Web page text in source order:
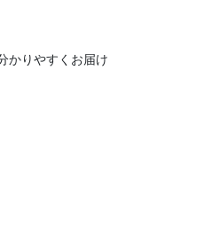
かりやすくお届け